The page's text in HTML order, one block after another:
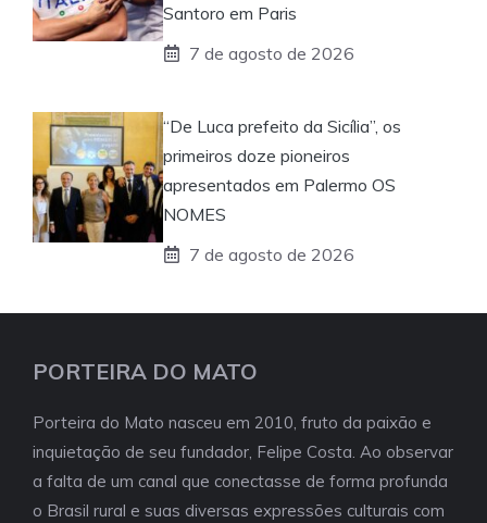
Santoro em Paris
7 de agosto de 2026
“De Luca prefeito da Sicília”, os
primeiros doze pioneiros
apresentados em Palermo OS
NOMES
7 de agosto de 2026
PORTEIRA DO MATO
Porteira do Mato nasceu em 2010, fruto da paixão e
inquietação de seu fundador, Felipe Costa. Ao observar
a falta de um canal que conectasse de forma profunda
o Brasil rural e suas diversas expressões culturais com